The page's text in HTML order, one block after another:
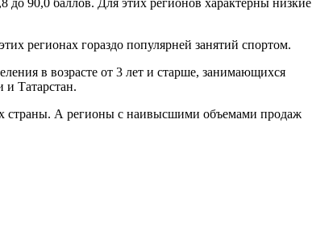
регионах гораздо популярней занятий спортом.
в возрасте от 3 лет и старше, занимающихся
и Татарстан.
страны. А регионы с наивысшими объемами продаж